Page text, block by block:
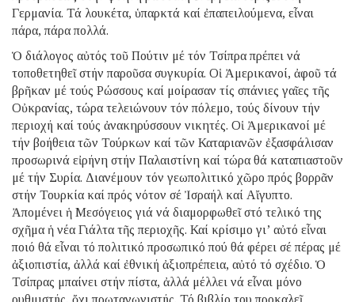
Γερμανία. Τά λουκέτα, ὑπαρκτά καί ἐπαπειλούμενα, εἶναι
πάρα, πάρα πολλά.
Ὁ διάλογος αὐτός τοῦ Πούτιν μέ τόν Τσίπρα πρέπει νά
τοποθετηθεῖ στήν παροῦσα συγκυρία. Οἱ Ἀμερικανοί, ἀφοῦ τά
βρῆκαν μέ τούς Ρώσσους καί μοίρασαν τίς σπάνιες γαῖες τῆς
Οὐκρανίας, τώρα τελειώνουν τόν πόλεμο, τούς δίνουν τήν
περιοχή καί τούς ἀνακηρύσσουν νικητές. Οἱ Ἀμερικανοί μέ
τήν βοήθεια τῶν Τούρκων καί τῶν Καταριανῶν ἐξασφάλισαν
προσωρινά εἰρήνη στήν Παλαιστίνη καί τώρα θά καταπιαστοῦν
μέ τήν Συρία. Διανέμουν τόν γεωπολιτικό χῶρο πρός βορρᾶν
στήν Τουρκία καί πρός νότον σέ Ἰσραήλ καί Αἴγυπτο.
Ἀπομένει ἡ Μεσόγειος γιά νά διαμορφωθεῖ στό τελικό της
σχῆμα ἡ νέα Γιάλτα τῆς περιοχῆς. Καί κρίσιμο γι’ αὐτό εἶναι
ποιό θά εἶναι τό πολιτικό προσωπικό πού θά φέρει σέ πέρας μέ
ἀξιοπιστία, ἀλλά καί ἐθνική ἀξιοπρέπεια, αὐτό τό σχέδιο. Ὁ
Τσίπρας μπαίνει στήν πίστα, ἀλλά μέλλει νά εἶναι μόνο
ρυθμιστής, ὄχι πρωταγωνιστής. Τό βιβλίο του προκαλεῖ